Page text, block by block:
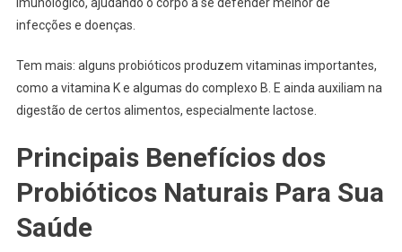
infecções e doenças.
Tem mais: alguns probióticos produzem vitaminas importantes,
como a vitamina K e algumas do complexo B. E ainda auxiliam na
digestão de certos alimentos, especialmente lactose.
Principais Benefícios dos
Probióticos Naturais Para Sua
Saúde